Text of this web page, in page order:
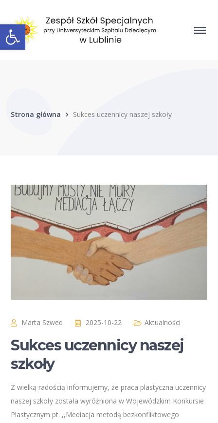
Open toolbar
Strona główna Sukces uczennicy naszej szkoły
Marta Szwed 2025-10-22 Aktualności
Sukces uczennicy naszej
szkoły
Z wielką radością informujemy, że praca plastyczna uczennicy
naszej szkoły została wyróżniona w Wojewódzkim Konkursie
Plastycznym pt. ,,Mediacja metodą bezkonfliktowego